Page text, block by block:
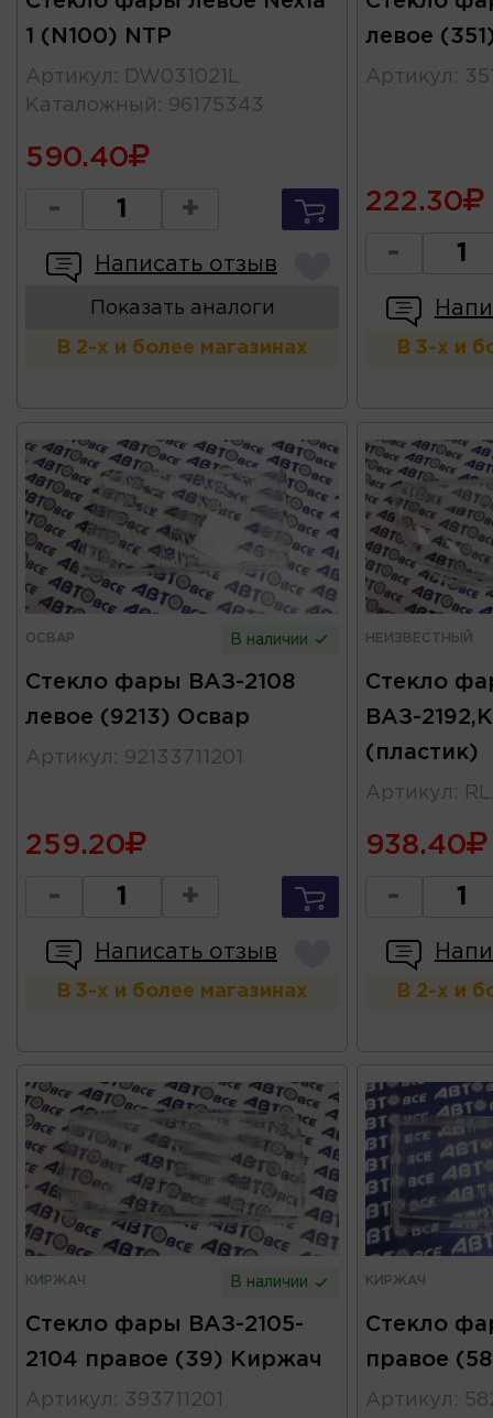
1 (N100) NTP
Артикул :
DW031021L
Каталожный : 96175343
590.40
- +
Написать отзыв
Показать аналоги
В 2-х и более магазинах
левое
Артикул :
222.30
-
В 3-х и
ОСВАР В наличии
Стекло фары ВАЗ-2108
левое (9213) Освар
Артикул : 92133711201
259.20
- +
Написать отзыв
В 3-х и более магазинах
НЕИЗВЕСТНЫЙ
Стекло
ВАЗ-
(пластик)
Артикул :
938.40
-
В 2-х и
КИРЖАЧ В наличии
Стекло фары ВАЗ-2105-
2104 правое (39) Киржач
Артикул : 393711201
КИРЖАЧ
Стекло
правое
Артикул :